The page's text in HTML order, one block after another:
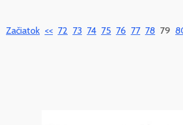
Začiatok << 72 73 74 75 76 77 78 79